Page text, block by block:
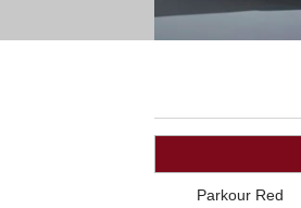
Parkour Red